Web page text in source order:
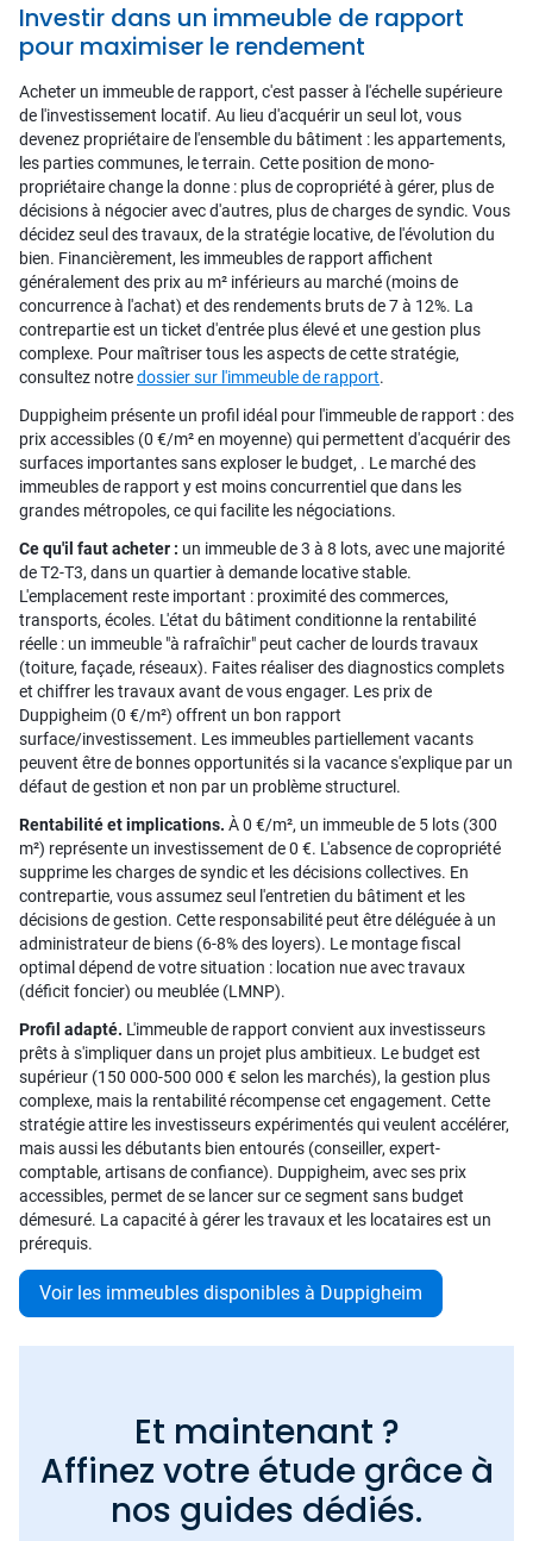
Investir dans un immeuble de rapport
pour maximiser le rendement
Acheter un immeuble de rapport, c'est passer à l'échelle supérieure
de l'investissement locatif. Au lieu d'acquérir un seul lot, vous
devenez propriétaire de l'ensemble du bâtiment : les appartements,
les parties communes, le terrain. Cette position de mono-
propriétaire change la donne : plus de copropriété à gérer, plus de
décisions à négocier avec d'autres, plus de charges de syndic. Vous
décidez seul des travaux, de la stratégie locative, de l'évolution du
bien. Financièrement, les immeubles de rapport affichent
généralement des prix au m² inférieurs au marché (moins de
concurrence à l'achat) et des rendements bruts de 7 à 12%. La
contrepartie est un ticket d'entrée plus élevé et une gestion plus
complexe. Pour maîtriser tous les aspects de cette stratégie,
consultez notredossier sur l'immeuble de rapport.
Duppigheim présente un profil idéal pour l'immeuble de rapport : des
prix accessibles (0 €/m² en moyenne) qui permettent d'acquérir des
surfaces importantes sans exploser le budget, . Le marché des
immeubles de rapport y est moins concurrentiel que dans les
grandes métropoles, ce qui facilite les négociations.
Ce qu'il faut acheter : un immeuble de 3 à 8 lots, avec une majorité
de T2-T3, dans un quartier à demande locative stable.
L'emplacement reste important : proximité des commerces,
transports, écoles. L'état du bâtiment conditionne la rentabilité
réelle : un immeuble "à rafraîchir" peut cacher de lourds travaux
(toiture, façade, réseaux). Faites réaliser des diagnostics complets
et chiffrer les travaux avant de vous engager. Les prix de
Duppigheim (0 €/m²) offrent un bon rapport
surface/investissement. Les immeubles partiellement vacants
peuvent être de bonnes opportunités si la vacance s'explique par un
défaut de gestion et non par un problème structurel.
Rentabilité et implications. À 0 €/m², un immeuble de 5 lots (300
m²) représente un investissement de 0 €. L'absence de copropriété
supprime les charges de syndic et les décisions collectives. En
contrepartie, vous assumez seul l'entretien du bâtiment et les
décisions de gestion. Cette responsabilité peut être déléguée à un
administrateur de biens (6-8% des loyers). Le montage fiscal
optimal dépend de votre situation : location nue avec travaux
(déficit foncier) ou meublée (LMNP).
Profil adapté. L'immeuble de rapport convient aux investisseurs
prêts à s'impliquer dans un projet plus ambitieux. Le budget est
supérieur (150 000-500 000 € selon les marchés), la gestion plus
complexe, mais la rentabilité récompense cet engagement. Cette
stratégie attire les investisseurs expérimentés qui veulent accélérer,
mais aussi les débutants bien entourés (conseiller, expert-
comptable, artisans de confiance). Duppigheim, avec ses prix
accessibles, permet de se lancer sur ce segment sans budget
démesuré. La capacité à gérer les travaux et les locataires est un
prérequis.
Voir les immeubles disponibles à Duppigheim
Et maintenant ?
Affinez votre étude grâce à
nos guides dédiés.